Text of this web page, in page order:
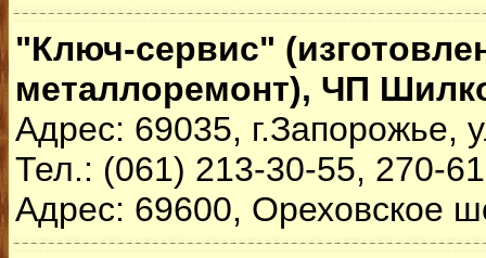
"Ключ-сервис"
металлоремонт), ЧП
Адрес: 69035, г.Запорожье,
Тел.: (061) 213-30-55, 270-
Адрес: 69600, Ореховское